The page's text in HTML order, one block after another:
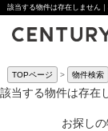
該当する物件は存在しません
TOPページ 物件検索
該当する物件は存在
お探し